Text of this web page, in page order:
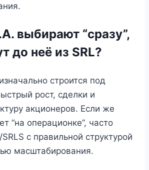
выбирают “сразу”,
до неё из SRL?
строится под
рост, сделки и
акционеров. Если же
“на операционке”, часто
с правильной структурой
масштабирования.